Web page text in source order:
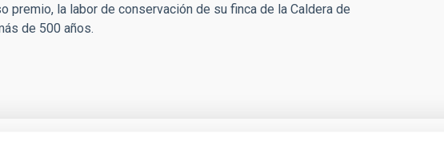
la labor de conservación de su finca de la Caldera de
de 500 años.